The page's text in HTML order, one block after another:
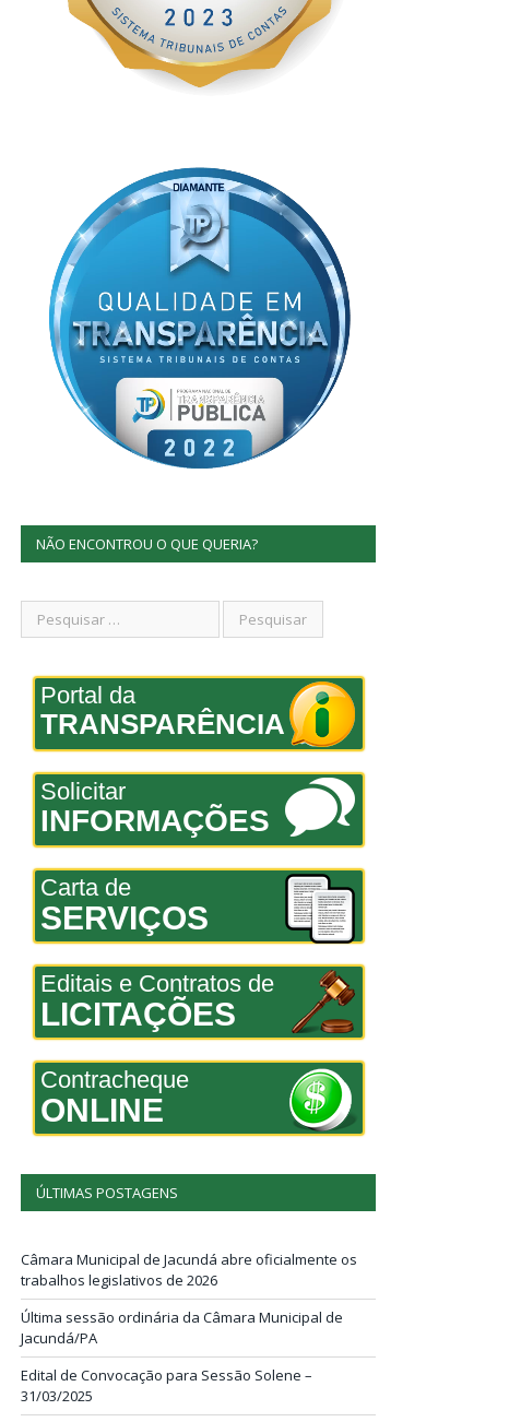
NÃO ENCONTROU O QUE QUERIA?
Portal da
TRANSPARÊNCIA
Solicitar
INFORMAÇÕES
Carta de
SERVIÇOS
Editais e Contratos de
LICITAÇÕES
Contracheque
ONLINE
ÚLTIMAS POSTAGENS
Câmara Municipal de Jacundá abre oficialmente os
trabalhos legislativos de 2026
Última sessão ordinária da Câmara Municipal de
Jacundá/PA
Edital de Convocação para Sessão Solene –
31/03/2025